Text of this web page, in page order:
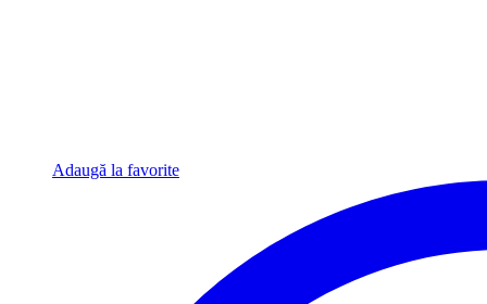
Adaugă la favorite